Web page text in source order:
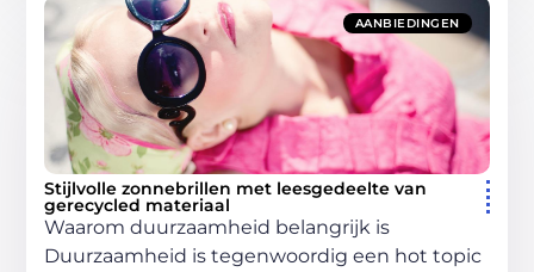
AANBIEDINGEN
Stijlvolle zonnebrillen met leesgedeelte van
gerecycled materiaal
Waarom duurzaamheid belangrijk is
Duurzaamheid is tegenwoordig een hot topic